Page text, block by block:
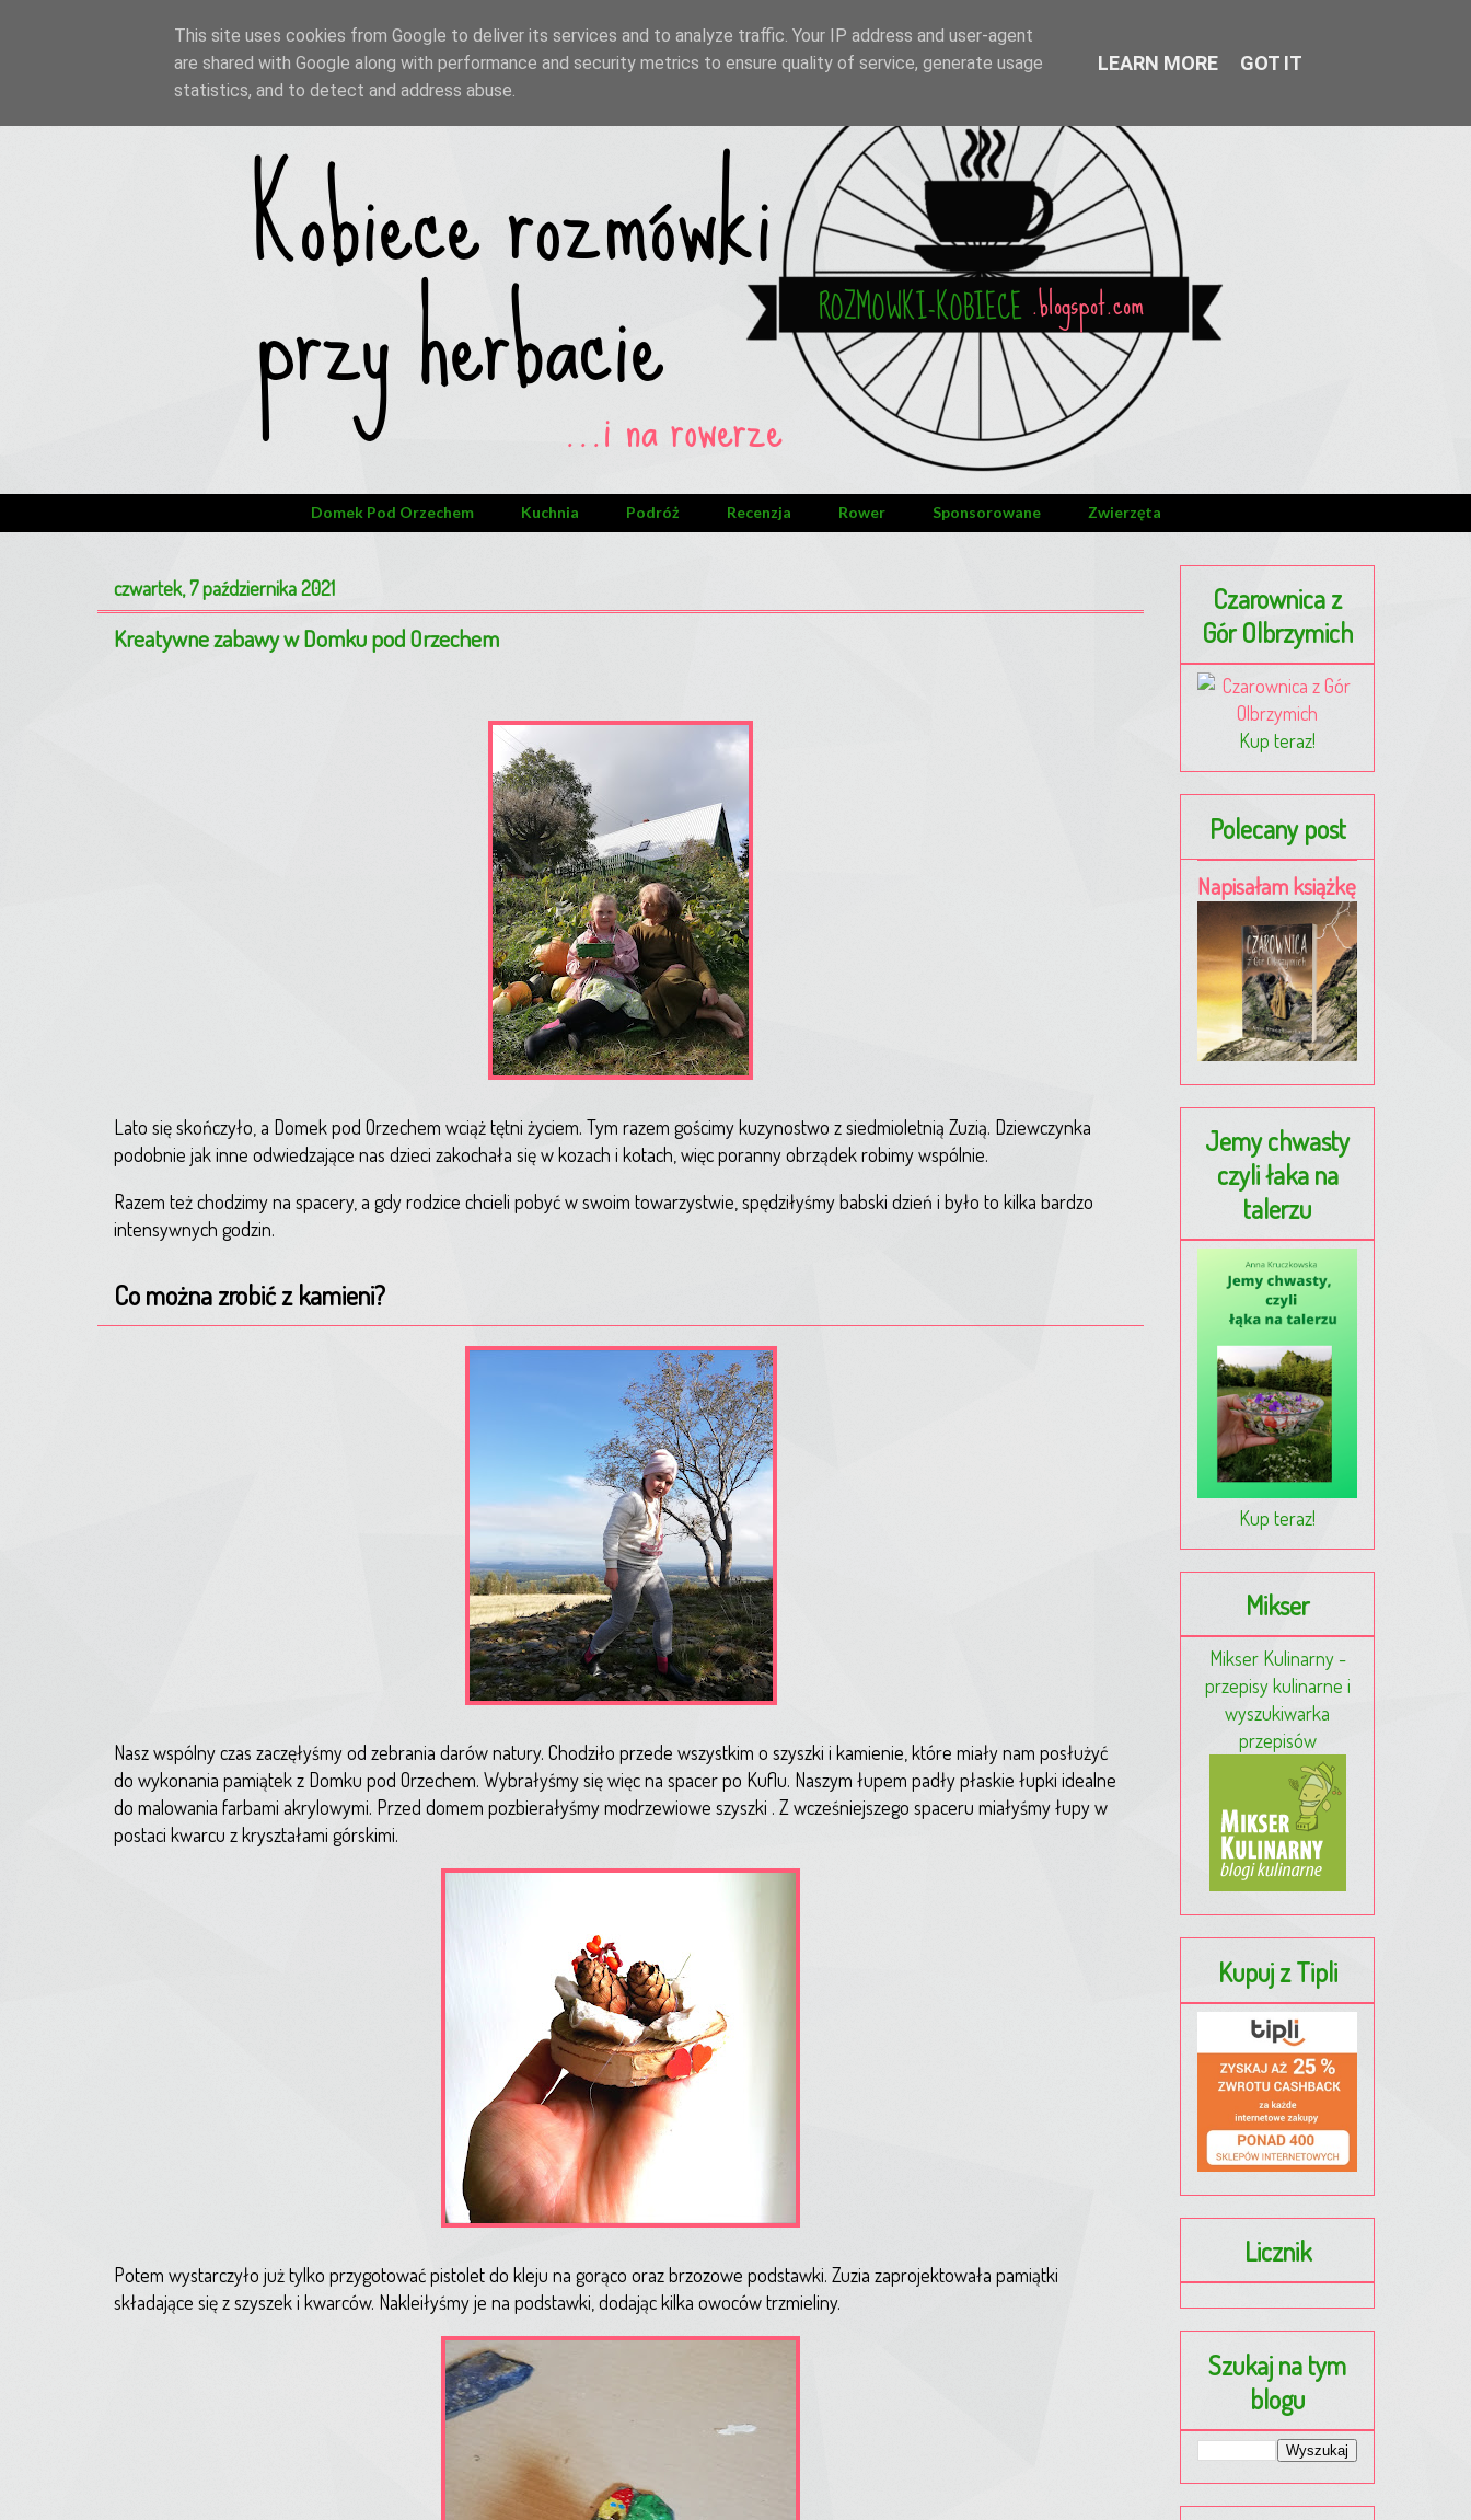
Domek Pod Orzechem Kuchnia Podróż Recenzja Rower Sponsorowane Zwierzęta
czwartek, 7 października 2021
Kreatywne zabawy w Domku pod Orzechem
Lato się skończyło, a Domek pod Orzechem wciąż tętni życiem. Tym razem gościmy kuzynostwo z siedmioletnią Zuzią. Dziewczynka
podobnie jak inne odwiedzające nas dzieci zakochała się w kozach i kotach, więc poranny obrządek robimy wspólnie.
Razem też chodzimy na spacery, a gdy rodzice chcieli pobyć w swoim towarzystwie, spędziłyśmy babski dzień i było to kilka bardzo
intensywnych godzin.
Co można zrobić z kamieni?
Nasz wspólny czas zaczęłyśmy od zebrania darów natury. Chodziło przede wszystkim o szyszki i kamienie, które miały nam posłużyć
do wykonania pamiątek z Domku pod Orzechem. Wybrałyśmy się więc na spacer po Kuflu. Naszym łupem padły płaskie łupki idealne
do malowania farbami akrylowymi. Przed domem pozbierałyśmy modrzewiowe szyszki . Z wcześniejszego spaceru miałyśmy łupy w
postaci kwarcu z kryształami górskimi.
Potem wystarczyło już tylko przygotować pistolet do kleju na gorąco oraz brzozowe podstawki. Zuzia zaprojektowała pamiątki
składające się z szyszek i kwarców. Nakleiłyśmy je na podstawki, dodając kilka owoców trzmieliny.
Czarownica z
Gór Olbrzymich
Kup teraz!
Polecany post
Napisałam książkę
Jemy chwasty
czyli łaka na
talerzu
Kup teraz!
Mikser
Mikser Kulinarny -
przepisy kulinarne i
wyszukiwarka
przepisów
Kupuj z Tipli
Licznik
Szukaj na tym
blogu
This site uses cookies from Google to deliver its services and to analyze traffic. Your IP address and user-agent
are shared with Google along with performance and security metrics to ensure quality of service, generate usage
statistics, and to detect and address abuse.
LEARN MORE GOT IT